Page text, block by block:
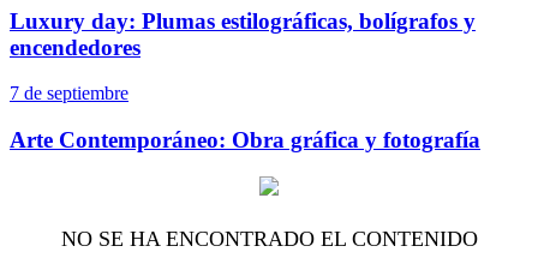
Luxury day: Plumas estilográficas, bolígrafos y
encendedores
7 de septiembre
Arte Contemporáneo: Obra gráfica y fotografía
NO SE HA ENCONTRADO EL CONTENIDO